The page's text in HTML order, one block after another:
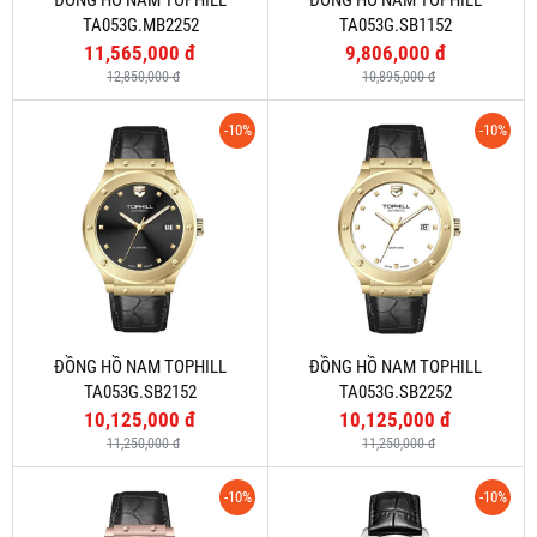
TA053G.MB2252
11,565,000 đ
12,850,000 đ
TA053G.SB1152
9,806,000 đ
10,895,000 đ
-10%
ĐỒNG HỒ NAM TOPHILL
TA053G.SB2152
10,125,000 đ
11,250,000 đ
-10%
ĐỒNG HỒ NAM TOPHILL
TA053G.SB2252
10,125,000 đ
11,250,000 đ
-10% -10%